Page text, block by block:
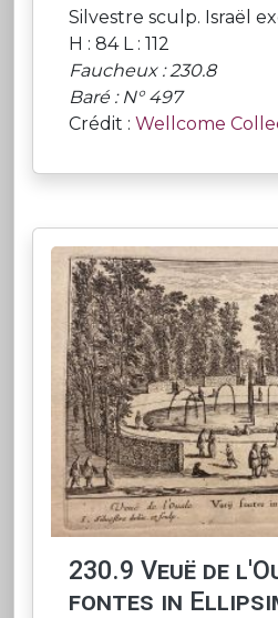
Silvestre sculp. Israël
H : 84 L : 112
Faucheux : 230.8
Baré : N° 497
Crédit : Wellcome
230.9 Veuë de
fontes in